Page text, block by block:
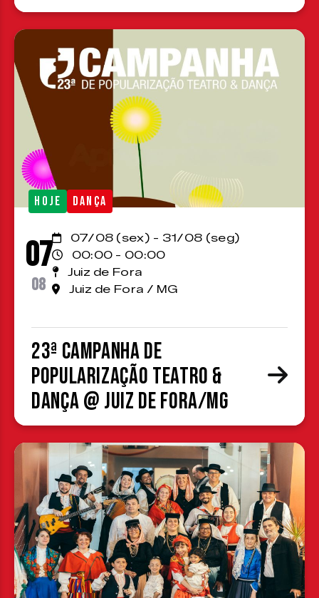
HOJE DANÇA
07
08
07/08 (sex) - 31/08 (seg)
00:00 - 00:00
Juiz de Fora
Juiz de Fora / MG
23ª Campanha de
Popularização Teatro &
Dança @ Juiz de Fora/MG